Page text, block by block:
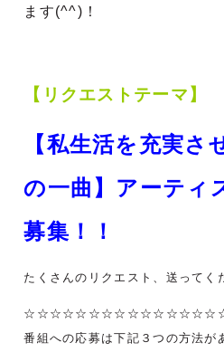
ます(^^)！
【リクエストテーマ】
【私生活を充実さ
の一曲】アーティ
募集 ！！
たくさんのリクエスト、送ってく
番組への応募は下記３つの方法が